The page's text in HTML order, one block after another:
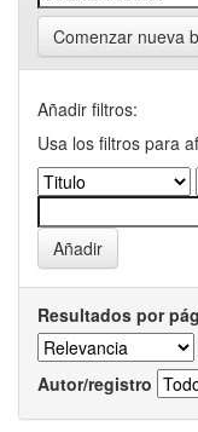
Comenzar nueva
Añadir filtros:
Usa los filtros para
Resultados por
Autor/registro